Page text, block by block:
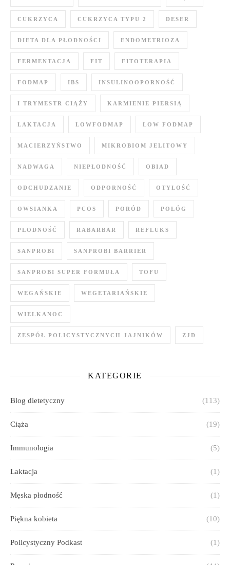
CUKRZYCA CUKRZYCA TYPU 2 DESER
DIETA DLA PŁODNOŚCI ENDOMETRIOZA
FERMENTACJA FIT FITOTERAPIA
FODMAP IBS INSULINOOPORNOŚĆ
I TRYMESTR CIĄŻY KARMIENIE PIERSIĄ
LAKTACJA LOWFODMAP LOW FODMAP
MACIERZYŃSTWO MIKROBIOM JELITOWY
NADWAGA NIEPŁODNOŚĆ OBIAD
ODCHUDZANIE ODPORNOŚĆ OTYŁOŚĆ
OWSIANKA PCOS PORÓD POŁÓG
PŁODNOŚĆ RABARBAR REFLUKS
SANPROBI SANPROBI BARRIER
SANPROBI SUPER FORMUŁA TOFU
WEGAŃSKIE WEGETARIAŃSKIE
WIELKANOC
ZESPÓŁ POLICYSTYCZNYCH JAJNIKÓW ZJD
KATEGORIE
Blog dietetyczny (113)
Ciąża (19)
Immunologia (5)
Laktacja (1)
Męska płodność (1)
Piękna kobieta (10)
Policystyczny Podkast (1)